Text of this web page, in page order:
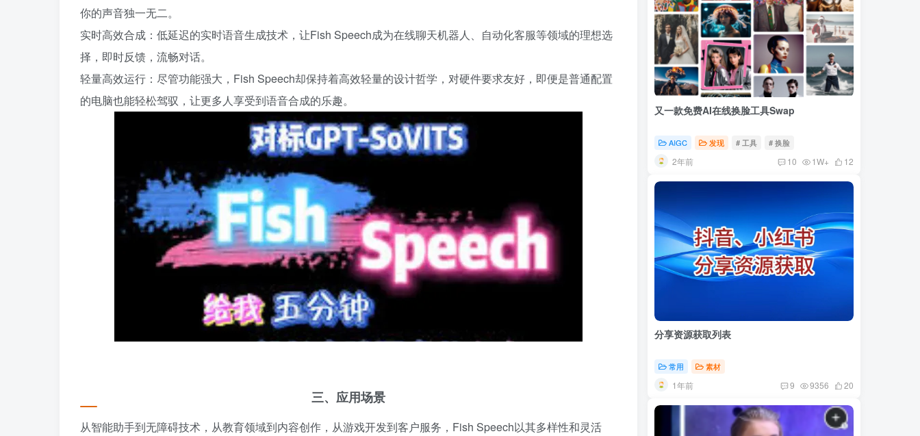
你的声音独一无二。
实时高效合成：低延迟的实时语音生成技术，让Fish Speech成为在线聊天机器人、自动化客服等领域的理想选
择，即时反馈，流畅对话。
轻量高效运行：尽管功能强大，Fish Speech却保持着高效轻量的设计哲学，对硬件要求友好，即便是普通配置
的电脑也能轻松驾驭，让更多人享受到语音合成的乐趣。
三、应用场景
从智能助手到无障碍技术，从教育领域到内容创作，从游戏开发到客户服务，Fish Speech以其多样性和灵活
又一款免费AI在线换脸工具Swap
AIGC 发现 # 工具 # 换脸
2年前 10 1W+ 12
分享资源获取列表
常用 素材
1年前 9 9356 20